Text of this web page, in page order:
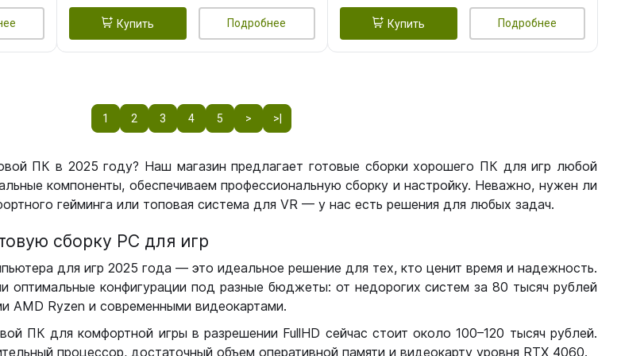
Купить Подробнее Купить Подробнее
1 2 3 4 5 > >|
ПК в 2025 году? Наш магазин предлагает готовые сборки хорошего ПК для игр любой
компоненты, обеспечиваем профессиональную сборку и настройку. Неважно, нужен ли
гейминга или топовая система для VR — у нас есть решения для любых задач.
сборку РС для игр
для игр 2025 года — это идеальное решение для тех, кто ценит время и надежность.
оптимальные конфигурации под разные бюджеты: от недорогих систем за 80 тысяч рублей
AMD Ryzen и современными видеокартами.
ПК для комфортной игры в разрешении FullHD сейчас стоит около 100–120 тысяч рублей.
процессор, достаточный объем оперативной памяти и видеокарту уровня RTX 4060.